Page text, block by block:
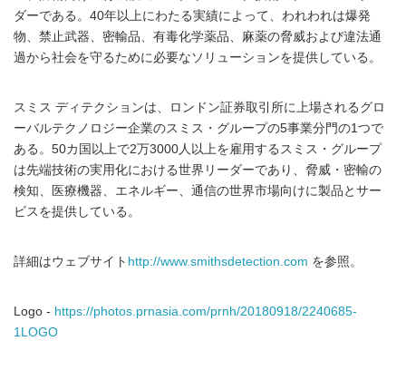
ダーである。40年以上にわたる実績によって、われわれは爆発
物、禁止武器、密輸品、有毒化学薬品、麻薬の脅威および違法通
過から社会を守るために必要なソリューションを提供している。
スミス ディテクションは、ロンドン証券取引所に上場されるグロ
ーバルテクノロジー企業のスミス・グループの5事業分門の1つで
ある。50カ国以上で2万3000人以上を雇用するスミス・グループ
は先端技術の実用化における世界リーダーであり、脅威・密輸の
検知、医療機器、エネルギー、通信の世界市場向けに製品とサー
ビスを提供している。
詳細はウェブサイト http://www.smithsdetection.com を参照。
Logo - https://photos.prnasia.com/prnh/20180918/2240685-
1LOGO